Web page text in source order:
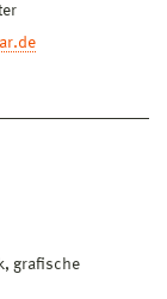
grafische